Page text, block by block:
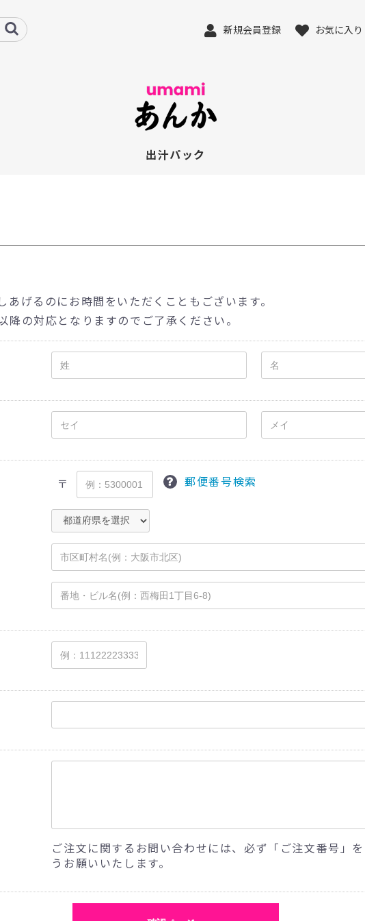
新規会員登録 お気に入り
出汁パック
あげるのにお時間をいただくこともございます。
降の対応となりますのでご了承ください。
〒 郵便番号検索
ご注文に関するお問い合わせには、必ず「ご注文番号」
うお願いいたします。